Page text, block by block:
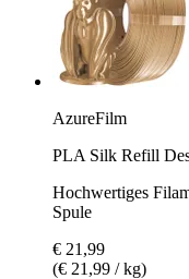
AzureFilm
PLA Silk Refill
Hochwertiges
Spule
€ 21,99
(€ 21,99 / kg)